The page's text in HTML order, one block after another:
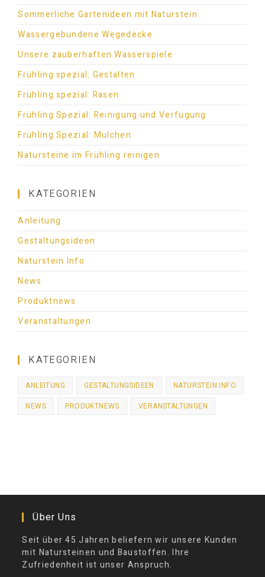
Sommerliche Gartenideen mit Naturstein
Wassergebundene Wegedecke
Unsere zauberhaften Wasserspiele
Frühling spezial: Gestalten
Frühling spezial: Rasen
Frühling Spezial: Reinigung und Verfugung
Frühling Spezial: Mulchen
Natursteine im Frühling reinigen
KATEGORIEN
Anleitung
Gestaltungsideen
Naturstein Info
News
Produktnews
Veranstaltungen
KATEGORIEN
ANLEITUNG GESTALTUNGSIDEEN
NATURSTEIN INFO
NEWS
PRODUKTNEWS VERANSTALTUNGEN
Über Uns
Seit über 45 Jahren beliefern wir unsere Kunden
mit Natursteinen und Baustoffen. Ihre
Zufriedenheit ist unser Anspruch.